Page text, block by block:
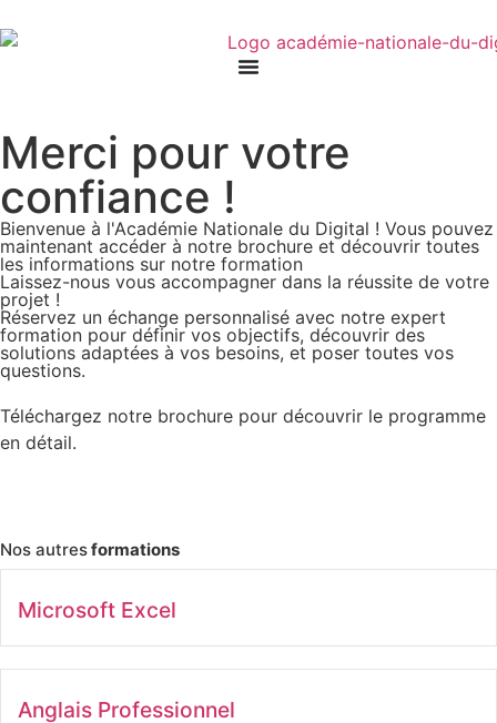
Merci pour votre
confiance !
Bienvenue à l'Académie Nationale du Digital ! Vous pouvez
maintenant accéder à notre brochure et découvrir toutes
les informations sur notre formation
Laissez-nous vous accompagner dans la réussite de votre
projet !
Réservez un échange personnalisé avec notre expert
formation pour définir vos objectifs, découvrir des
solutions adaptées à vos besoins, et poser toutes vos
questions.
Téléchargez notre brochure pour découvrir le programme
en détail.
Nos autresformations
Microsoft Excel
Anglais Professionnel